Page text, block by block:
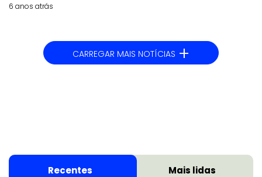
6 anos atrás
CARREGAR MAIS NOTÍCIAS +
Recentes Mais lidas